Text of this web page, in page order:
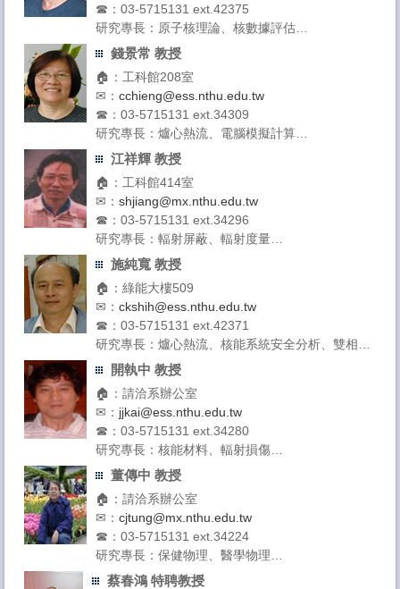
☎：03-5715131 ext.42375
研究專長：原子核理論、核數據評估
授課領域：近代物理、機率與統計、應用原子核物
錢景常 教授
🏠：工科館208室
✉：cchieng@ess.nthu.edu.tw
☎：03-5715131 ext.34309
研究專長：爐心熱流、電腦模擬計算
授課領域：流體力學、微奈米科技導論、高等熱流
江祥輝 教授
🏠：工科館414室
✉：shjiang@mx.nthu.edu.tw
☎：03-5715131 ext.34296
研究專長：輻射屏蔽、輻射度量
授課領域：核工導論、輻射屏蔽、輻射安全
施純寬 教授
🏠：綠能大樓509
✉：ckshih@ess.nthu.edu.tw
☎：03-5715131 ext.42371
研究專長：爐心熱流、核能系統安全分析、雙相流
授課領域：工程力學、反應器工程、核能安全、流
開執中 教授
🏠：請洽系辦公室
✉： jjkai@ess.nthu.edu.tw
☎：03-5715131 ext.34280
研究專長：核能材料、輻射損傷
授課領域：高等物理冶金、先進太陽能電池特論、
董傳中 教授
🏠：請洽系辦公室
✉：cjtung@mx.nthu.edu.tw
☎：03-5715131 ext.34224
研究專長：保健物理、醫學物理
授課領域：保健物理、醫用放射物理學、醫用輻射
蔡春鴻 特聘教授